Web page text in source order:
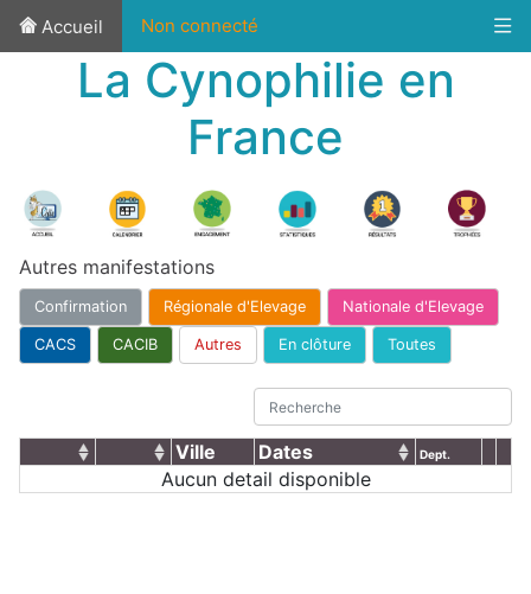
Accueil Non connecté
La Cynophilie en
France
Autres manifestations
Confirmation Régionale d'Elevage Nationale d'Elevage
CACS CACIB Autres En clôture Toutes
Ville Dates Dept.
Aucun detail disponible